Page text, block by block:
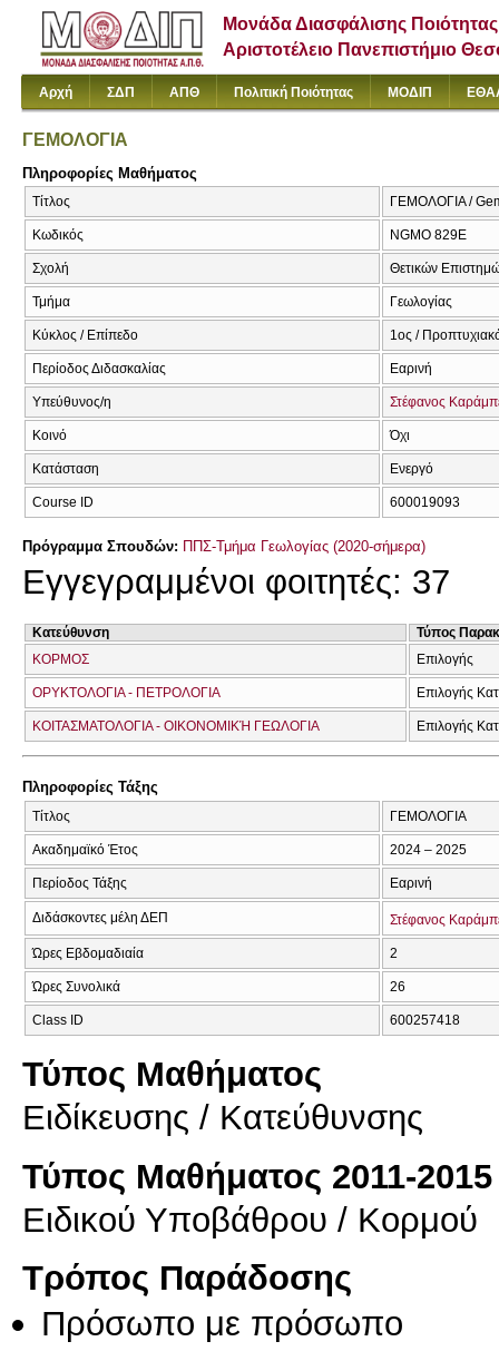
Μονάδα Διασφάλισης Ποιότητας
Αριστοτέλειο Πανεπιστήμιο
Αρχή ΣΔΠ ΑΠΘ Πολιτική Ποιότητας ΜΟΔΙΠ
ΓΕΜΟΛΟΓΙΑ
Πληροφορίες Μαθήματος
Τίτλος ΓΕΜΟΛΟΓΙΑ /
Κωδικός NGMO 829Ε
Σχολή Θετικών
Τμήμα Γεωλογίας
Κύκλος / Επίπεδο 1ος /
Περίοδος Διδασκαλίας Εαρινή
Υπεύθυνος/η Στέφανος
Κοινό Όχι
Κατάσταση Ενεργό
Course ID 600019093
Πρόγραμμα Σπουδών: ΠΠΣ-Τμήμα Γεωλογίας (2020-σήμερα)
Εγγεγραμμένοι φοιτητές: 37
Κατεύθυνση
Τύπος
ΚΟΡΜΟΣ
Επιλογής
ΟΡΥΚΤΟΛΟΓΙΑ - ΠΕΤΡΟΛΟΓΙΑ Επιλογής
ΚΟΙΤΑΣΜΑΤΟΛΟΓΙΑ - ΟΙΚΟΝΟΜΙΚΉ ΓΕΩΛΟΓΙΑ Επιλογής
Πληροφορίες Τάξης
Τίτλος ΓΕΜΟΛΟΓΙΑ
Ακαδημαϊκό Έτος 2024 – 2025
Περίοδος Τάξης Εαρινή
Διδάσκοντες μέλη ΔΕΠ Στέφανος
Ώρες Εβδομαδιαία 2
Ώρες Συνολικά 26
Class ID 600257418
Τύπος Μαθήματος
Eιδίκευσης / Kατεύθυνσης
Τύπος Μαθήματος 2011-2015
Ειδικού Υποβάθρου / Κορμού
Τρόπος Παράδοσης
Πρόσωπο με πρόσωπο